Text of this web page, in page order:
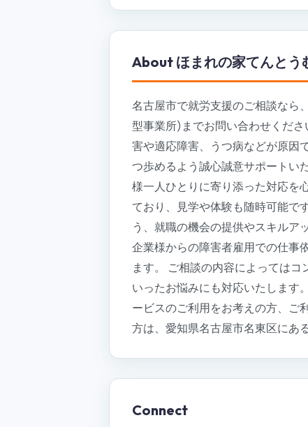
About ほまれの家てんとう
名古屋市で就労支援のご相談なら
型事業所)までお問い合わせくだ
害や適応障害、うつ病などが原因
つ歩めるよう誠心誠意サポートい
様一人ひとりに寄り添った対応を
ており、見学や体験も随時可能で
う、就職の機会の提供やスキルア
企業様からの障害者雇用での仕事
ます。 ご相談の内容によっては
いったお悩みにも対応いたします
ービスのご利用をお考えの方、ご
方は、愛知県名古屋市名東区にあ
Connect